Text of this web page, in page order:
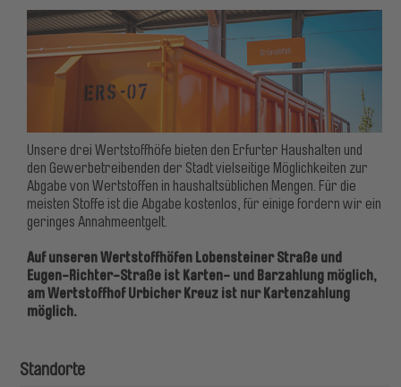
Unsere drei Wertstoffhöfe bieten den Erfurter Haushalten und
den Gewerbetreibenden der Stadt vielseitige Möglichkeiten zur
Abgabe von Wertstoffen in haushaltsüblichen Mengen. Für die
meisten Stoffe ist die Abgabe kostenlos, für einige fordern wir ein
geringes Annahmeentgelt.
Auf unseren Wertstoffhöfen Lobensteiner Straße und
Eugen-Richter-Straße ist Karten- und Barzahlung möglich,
am Wertstoffhof Urbicher Kreuz ist nur Kartenzahlung
möglich.
Standorte